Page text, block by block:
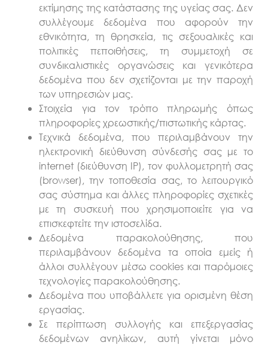
εκτίμησης της κατάστασης της υγείας σας. Δεν
συλλέγουμε δεδομένα που αφορούν την
εθνικότητα, τη θρησκεία, τις σεξουαλικές και
πολιτικές πεποιθήσεις, τη συμμετοχή σε
συνδικαλιστικές οργανώσεις και γενικότερα
δεδομένα που δεν σχετίζονται με την παροχή
των υπηρεσιών μας.
Στοιχεία για τον τρόπο πληρωμής όπως
πληροφορίες χρεωστικής/πιστωτικής κάρτας.
Τεχνικά δεδομένα, που περιλαμβάνουν την
ηλεκτρονική διεύθυνση σύνδεσής σας με το
internet (διεύθυνση IP), τον φυλλομετρητή σας
(browser), την τοποθεσία σας, το λειτουργικό
σας σύστημα και άλλες πληροφορίες σχετικές
με τη συσκευή που χρησιμοποιείτε για να
επισκεφτείτε την ιστοσελίδα.
Δεδομένα παρακολούθησης, που
περιλαμβάνουν δεδομένα τα οποία εμείς ή
άλλοι συλλέγουν μέσω cookies και παρόμοιες
τεχνολογίες παρακολούθησης.
Δεδομένα που υποβάλλετε για ορισμένη θέση
εργασίας.
Σε περίπτωση συλλογής και επεξεργασίας
δεδομένων ανηλίκων, αυτή γίνεται μόνο